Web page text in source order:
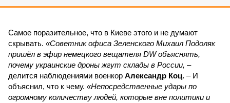
Самое поразительное, что в Киеве этого и не думают
скрывать. «Советник офиса Зеленского Михаил Подоляк
пришёл в эфир немецкого вещателя DW объяснять,
почему украинские дроны жгут склады в России, –
делится наблюдениями военкор Александр Коц. – И
объяснил, что к чему. «Непосредственные удары по
огромному количеству людей, которые вне политики и